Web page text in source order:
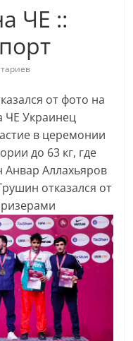
ЧЕ ::
от фото на
ЧЕУкраинец
в церемонии
до 63 кг, где
Анвар Аллахьяров
отказался от